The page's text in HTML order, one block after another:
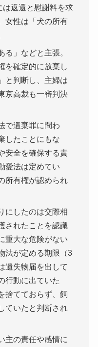
返還と慰謝料を求
女性は「犬の所有
る」などと主張。
を確定的に放棄し
と判断し、主婦は
京高裁も一審判決
で遺棄罪に問わ
したことにもな
安全を確保する責
愛法は定めてい
所有権が認められ
にしたのは交際相
されたことを認識
重大な危険がない
法が定める期限（3
遺失物届を出して
行動に出ていた
てておらず、飼
ていたと判断され
主の責任や感情に